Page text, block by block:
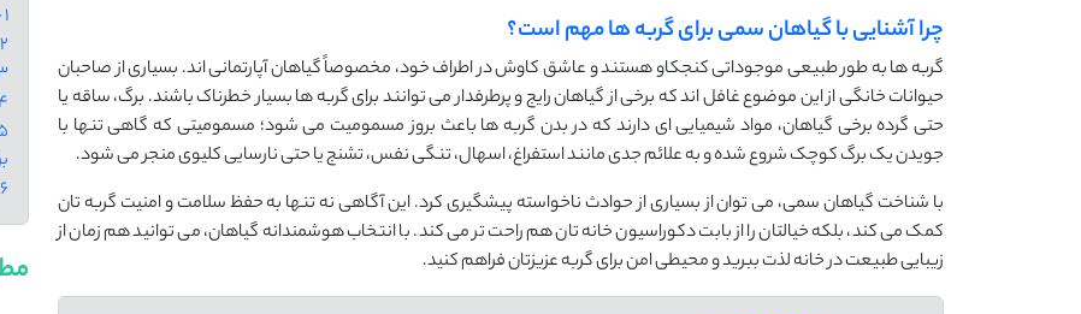
چرا آشنایی با گیاهان سمی برای گربه‌ ها مهم است؟
گربه‌ ها به ‌طور طبیعی موجوداتی کنجکاو هستند و عاشق کاوش در اطراف خود، مخصوصاً گیاهان آپارتمانی ‌اند. بسیاری از صاحبان
حیوانات خانگی از این موضوع غافل ‌اند که برخی از گیاهان رایج و پرطرفدار می ‌توانند برای گربه ‌ها بسیار خطرناک باشند. برگ، ساقه یا
حتی گرده برخی گیاهان، مواد شیمیایی ‌ای دارند که در بدن گربه ‌ها باعث بروز مسمومیت می ‌شود؛ مسمومیتی که گاهی تنها با
جویدن یک برگ کوچک شروع شده و به علائم جدی مانند استفراغ، اسهال، تنگی نفس، تشنج یا حتی نارسایی کلیوی منجر می ‌شود.
با شناخت گیاهان سمی، می ‌توان از بسیاری از حوادث ناخواسته پیشگیری کرد. این آگاهی نه ‌تنها به حفظ سلامت و امنیت گربه ‌تان
کمک می ‌کند، بلکه خیالتان را از بابت دکوراسیون خانه ‌تان هم راحت ‌تر می ‌کند. با انتخاب هوشمندانه‌ گیاهان، می ‌توانید هم ‌زمان از
زیبایی طبیعت در خانه لذت ببرید و محیطی امن برای گربه‌ عزیزتان فراهم کنید.
1 - چرا آشنایی با گیاهان سمی برای گربه‌ ها مهم است؟
2 - 10 گیاه سمی برای گربه
3 - علائم
4 - در صورت
6 - جمع بندی